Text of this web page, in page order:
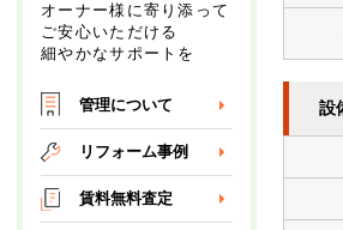
設
オーナー様に寄り添って
ご安心いただける
細やかなサポートを
管理について
リフォーム事例
賃料無料査定